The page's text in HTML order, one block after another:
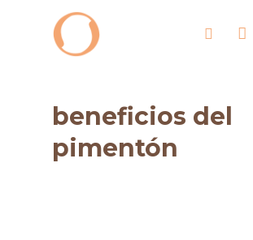
search
beneficios del
pimentón